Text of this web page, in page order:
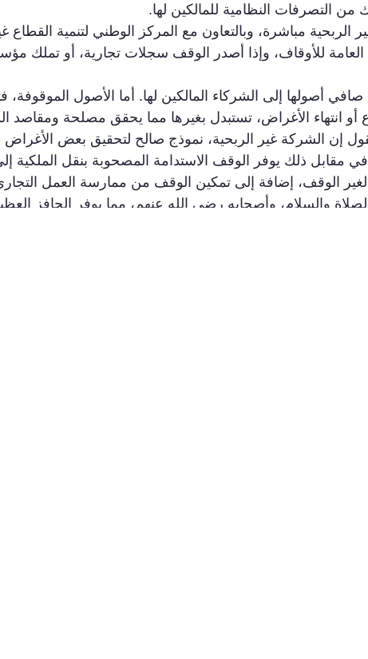
من التصرفات النظامية للمالكين لها.
مباشرة، وبالتعاون مع المركز الوطني لتنمية القطاع
العامة للأوقاف، وإذا أصدر الوقف سجلات تجارية، أو تملك
أصولها إلى الشركاء المالكين لها. أما الأصول
انتهاء الأغراض، تستبدل بغيرها مما يحقق مصلحة ومقاصد
إن الشركة غير الربحية، نموذج صالح لتحقيق بعض الأغراض
مقابل ذلك يوفر الوقف الاستدامة المصحوبة بنقل الملكية
لغير الوقف، إضافة إلى تمكين الوقف من ممارسة العمل
والسلام، وأصحابه رضي الله عنهم، مما يوفر الحافز